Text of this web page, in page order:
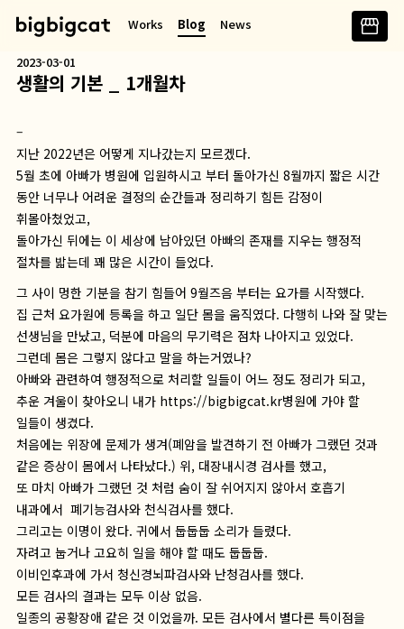
Works Blog News
2023-03-01
생활의 기본 _ 1개월차
–
지난 2022년은 어떻게 지나갔는지 모르겠다.
5월 초에 아빠가 병원에 입원하시고 부터 돌아가신 8월까지 짧은 시간
동안 너무나 어려운 결정의 순간들과 정리하기 힘든 감정이
휘몰아쳤었고,
돌아가신 뒤에는 이 세상에 남아있던 아빠의 존재를 지우는 행정적
절차를 밟는데 꽤 많은 시간이 들었다.
그 사이 멍한 기분을 참기 힘들어 9월즈음 부터는 요가를 시작했다.
집 근처 요가원에 등록을 하고 일단 몸을 움직였다. 다행히 나와 잘 맞는
선생님을 만났고, 덕분에 마음의 무기력은 점차 나아지고 있었다.
그런데 몸은 그렇지 않다고 말을 하는거였나?
아빠와 관련하여 행정적으로 처리할 일들이 어느 정도 정리가 되고,
추운 겨울이 찾아오니 내가 https://bigbigcat.kr병원에 가야 할
일들이 생겼다.
처음에는 위장에 문제가 생겨(폐암을 발견하기 전 아빠가 그랬던 것과
같은 증상이 몸에서 나타났다.) 위, 대장내시경 검사를 했고,
또 마치 아빠가 그랬던 것 처럼 숨이 잘 쉬어지지 않아서 호흡기
내과에서 폐기능검사와 천식검사를 했다.
그리고는 이명이 왔다. 귀에서 둡둡둡 소리가 들렸다.
자려고 눕거나 고요히 일을 해야 할 때도 둡둡둡.
이비인후과에 가서 청신경뇌파검사와 난청검사를 했다.
모든 검사의 결과는 모두 이상 없음.
일종의 공황장애 같은 것 이었을까. 모든 검사에서 별다른 특이점을